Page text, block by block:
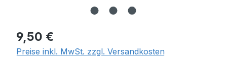
Regulärer Preis:
9,50 €
Preise inkl. MwSt. zzgl. Versandkosten